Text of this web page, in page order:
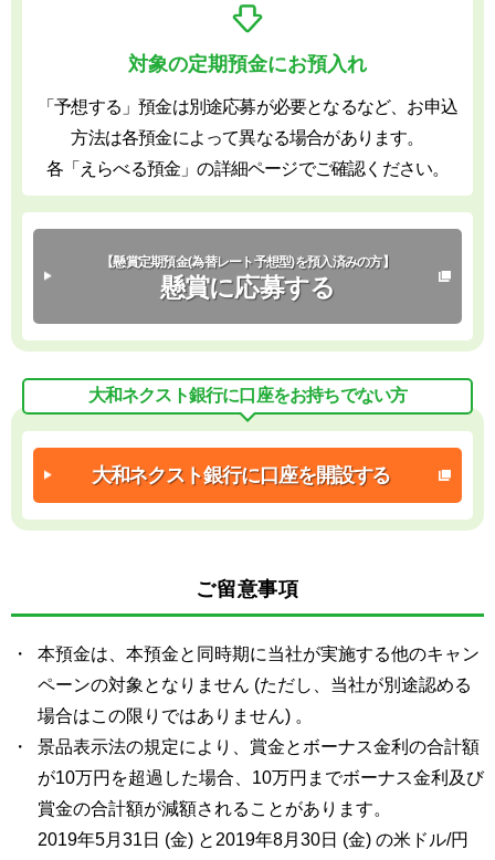
対象の定期預金にお預入れ
「予想する」預金は別途応募が必要となるなど、お申込
方法は各預金によって異なる場合があります。
各「えらべる預金」の詳細ページでご確認ください。
【懸賞定期預金(為替レート予想型)を預入済みの方】
懸賞に応募する
大和ネクスト銀行に口座をお持ちでない方
大和ネクスト銀行に口座を開設する
ご留意事項
本預金は、本預金と同時期に当社が実施する他のキャン
ペーンの対象となりません (ただし、当社が別途認める
場合はこの限りではありません) 。
景品表示法の規定により、賞金とボーナス金利の合計額
が10万円を超過した場合、10万円までボーナス金利及び
賞金の合計額が減額されることがあります。
2019年5月31日 (金) と2019年8月30日 (金) の米ドル/円